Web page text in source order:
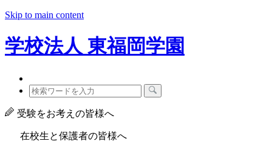
Skip to main content
学校法人 東福岡学園
受験をお考えの皆様へ
在校生と保護者の皆様へ